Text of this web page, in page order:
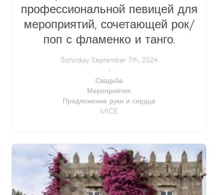
профессиональной певицей для
мероприятий, сочетающей рок/
поп с фламенко и танго.
Saturday September 7th, 2024
Свадьба
Мероприятия
Предложение руки и сердца
MICE